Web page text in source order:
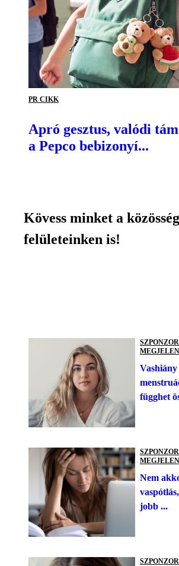
PR CIKK
Apró gesztus, valódi
a Pepco bebizonyí...
Kövess minket a
felületeinken is!
Vashiány
függhet
Nem
jobb ...